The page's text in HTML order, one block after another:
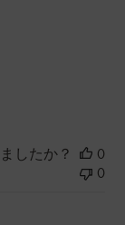
したか？
0
0